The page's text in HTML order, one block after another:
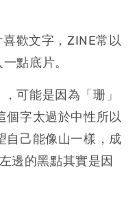
歡文字，ZINE常以
點底片。
可能是因為「珊」
個字太過於中性所以
自己能像山一樣，成
邊的黑點其實是因